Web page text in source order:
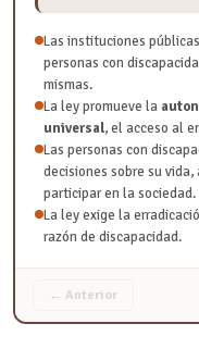
Las instituciones
personas con
mismas.
La ley promueve la
universal, el acceso al
Las personas con
decisiones sobre su
participar en la sociedad.
La ley exige la
razón de discapacidad.
← Anterior